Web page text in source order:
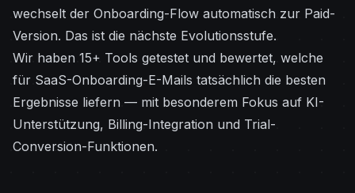
wechselt der Onboarding-Flow automatisch zur Paid-
Version. Das ist die nächste Evolutionsstufe.
Wir haben 15+ Tools getestet und bewertet, welche
für SaaS-Onboarding-E-Mails tatsächlich die besten
Ergebnisse liefern — mit besonderem Fokus auf KI-
Unterstützung, Billing-Integration und Trial-
Conversion-Funktionen.